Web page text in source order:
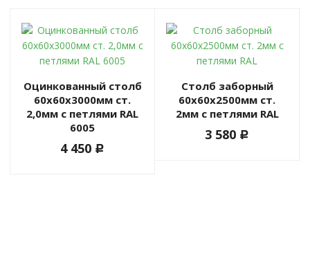
Оцинкованный столб
60х60х3000мм ст.
2,0мм с петлями RAL
6005
4 450 c
Столб заборный
60х60х2500мм ст.
2мм с петлями RAL
3 580 c